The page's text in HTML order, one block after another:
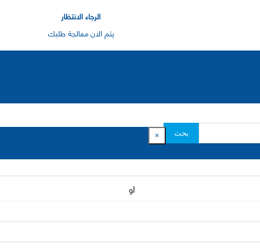
الرجاء الانتظار
يتم الان معالجة طلبك
بحث ×
او